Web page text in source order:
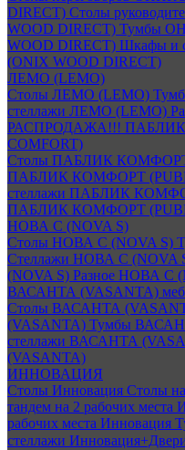
DIRECT) Столы
WOOD DIRECT) Тумбы
WOOD DIRECT) Шкафы и
(ONIX WOOD DIRECT)
ЛЕМО (LEMO)
Столы ЛЕМО (LEMO)
стеллажи ЛЕМО (LEMO)
РАСПРОДАЖА!!!
COMFORT)
Столы ПАБЛИК КОМФОРТ
ПАБЛИК КОМФОРТ
стеллажи ПАБЛИК
ПАБЛИК КОМФОРТ
НОВА С (NOVA S)
Столы НОВА С (NOVA S)
Стеллажи НОВА С (NOVA
(NOVA S) Разное НОВА С
ВАСАНТА (VASANTA)
Столы ВАСАНТА
(VASANTA) Тумбы
стеллажи ВАСАНТА
(VASANTA)
ИННОВАЦИЯ
Столы Инновация Столы
тандем на 2 рабочих места
рабочих места Инновация
стеллажи